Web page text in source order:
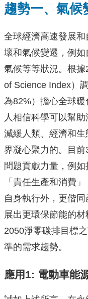
趨勢一、氣候
全球經濟高速發展
壞和氣候變遷，例
氣候等等狀況。根
of Science Index）
為82%）擔心全球
人相信科學可以幫
減緩人類、經濟和
界凝心聚力的。目
問題貢獻力量，例
「責任生產和消費
自身執行外，更偕
展出更環保節能的
2050淨零碳排目標
準的需求趨勢。
應用1: 電動車能